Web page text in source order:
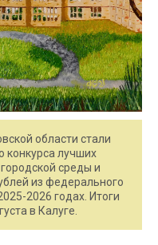
области стали
конкурса лучших
среды и
из федерального
2026 годах. Итоги
в Калуге.